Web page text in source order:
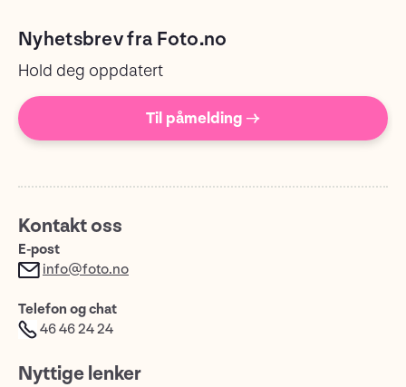
Nyhetsbrev fra Foto.no
Hold deg oppdatert
Til påmelding →
Kontakt oss
E-post
info@foto.no
Telefon og chat
46 46 24 24
Nyttige lenker